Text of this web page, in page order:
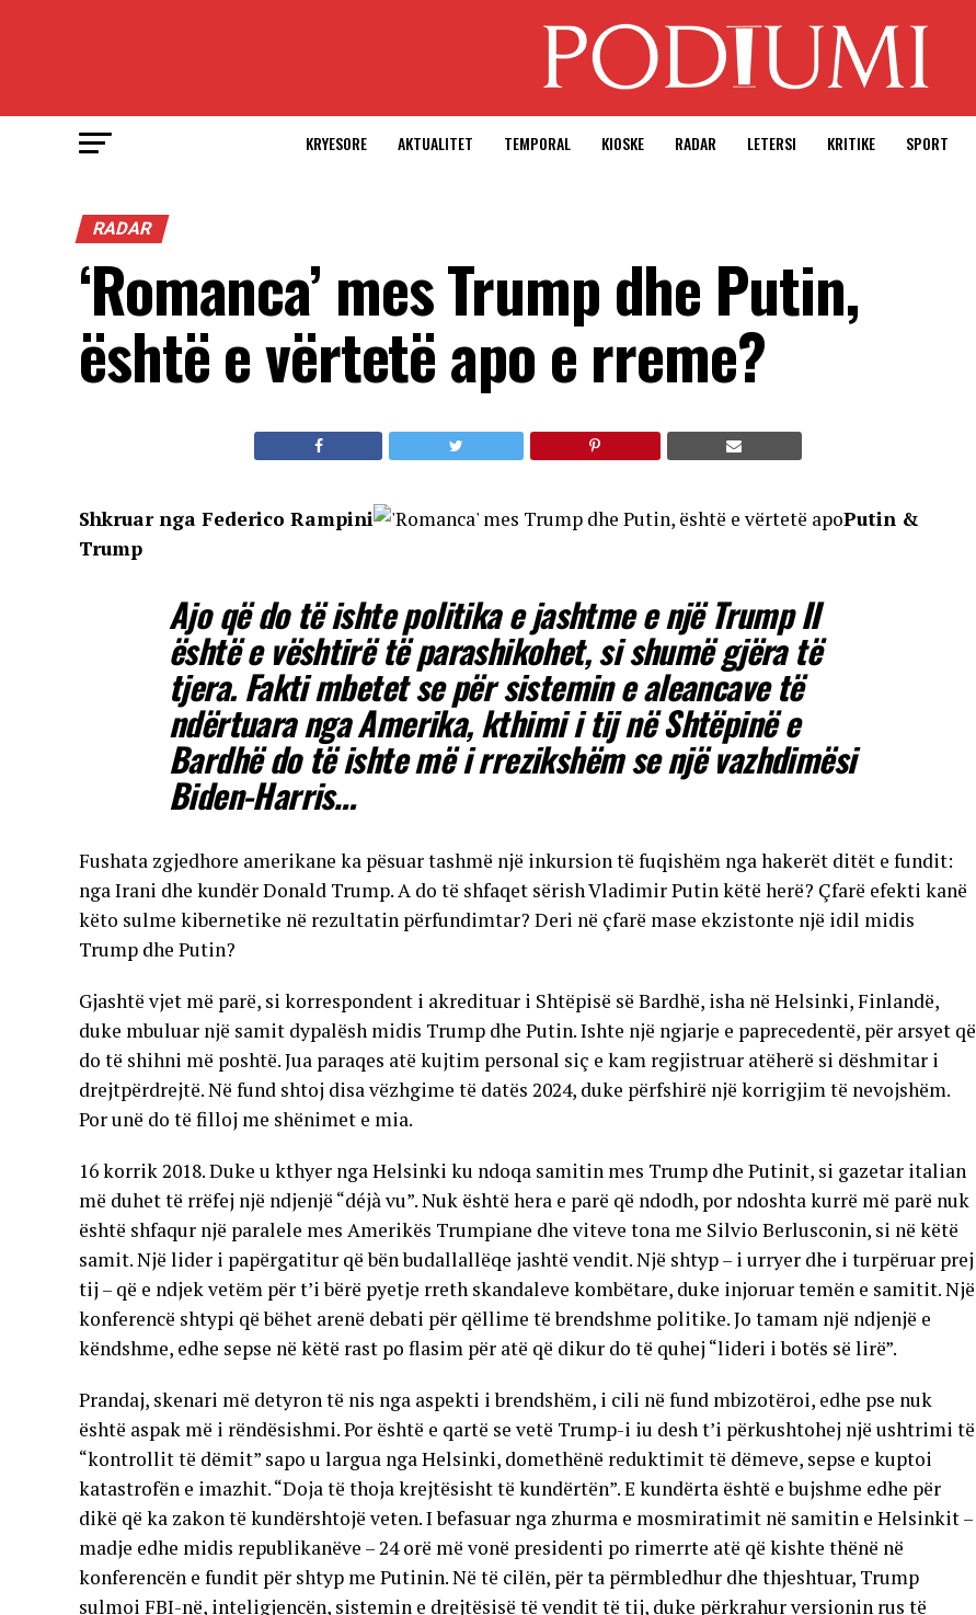
KRYESORE AKTUALITET TEMPORAL KIOSKE RADAR LETERSI KRITIKE SPORT
RADAR
‘Romanca’ mes Trump dhe Putin,
është e vërtetë apo e rreme?
Shkruar nga Federico Rampini
Putin &
Trump
Ajo që do të ishte politika e jashtme e një Trump II
është e vështirë të parashikohet, si shumë gjëra të
tjera. Fakti mbetet se për sistemin e aleancave të
ndërtuara nga Amerika, kthimi i tij në Shtëpinë e
Bardhë do të ishte më i rrezikshëm se një vazhdimësi
Biden-Harris…
Fushata zgjedhore amerikane ka pësuar tashmë një inkursion të fuqishëm nga hakerët ditët e fundit:
nga Irani dhe kundër Donald Trump. A do të shfaqet sërish Vladimir Putin këtë herë? Çfarë efekti kanë
këto sulme kibernetike në rezultatin përfundimtar? Deri në çfarë mase ekzistonte një idil midis
Trump dhe Putin?
Gjashtë vjet më parë, si korrespondent i akredituar i Shtëpisë së Bardhë, isha në Helsinki, Finlandë,
duke mbuluar një samit dypalësh midis Trump dhe Putin. Ishte një ngjarje e paprecedentë, për arsyet që
do të shihni më poshtë. Jua paraqes atë kujtim personal siç e kam regjistruar atëherë si dëshmitar i
drejtpërdrejtë. Në fund shtoj disa vëzhgime të datës 2024, duke përfshirë një korrigjim të nevojshëm.
Por unë do të filloj me shënimet e mia.
16 korrik 2018. Duke u kthyer nga Helsinki ku ndoqa samitin mes Trump dhe Putinit, si gazetar italian
më duhet të rrëfej një ndjenjë “déjà vu”. Nuk është hera e parë që ndodh, por ndoshta kurrë më parë nuk
është shfaqur një paralele mes Amerikës Trumpiane dhe viteve tona me Silvio Berlusconin, si në këtë
samit. Një lider i papërgatitur që bën budallallëqe jashtë vendit. Një shtyp – i urryer dhe i turpëruar prej
tij – që e ndjek vetëm për t’i bërë pyetje rreth skandaleve kombëtare, duke injoruar temën e samitit. Një
konferencë shtypi që bëhet arenë debati për qëllime të brendshme politike. Jo tamam një ndjenjë e
këndshme, edhe sepse në këtë rast po flasim për atë që dikur do të quhej “lideri i botës së lirë”.
Prandaj, skenari më detyron të nis nga aspekti i brendshëm, i cili në fund mbizotëroi, edhe pse nuk
është aspak më i rëndësishmi. Por është e qartë se vetë Trump-i iu desh t’i përkushtohej një ushtrimi të
“kontrollit të dëmit” sapo u largua nga Helsinki, domethënë reduktimit të dëmeve, sepse e kuptoi
katastrofën e imazhit. “Doja të thoja krejtësisht të kundërtën”. E kundërta është e bujshme edhe për
dikë që ka zakon të kundërshtojë veten. I befasuar nga zhurma e mosmiratimit në samitin e Helsinkit –
madje edhe midis republikanëve – 24 orë më vonë presidenti po rimerrte atë që kishte thënë në
konferencën e fundit për shtyp me Putinin. Në të cilën, për ta përmbledhur dhe thjeshtuar, Trump
sulmoi FBI-në, inteligjencën, sistemin e drejtësisë të vendit të tij, duke përkrahur versionin rus të